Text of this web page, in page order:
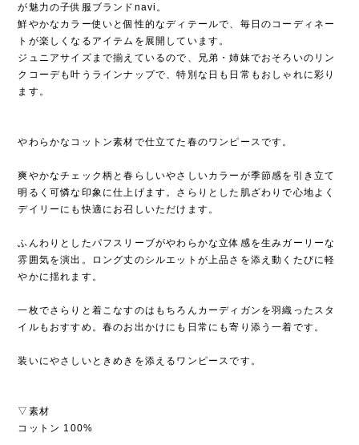
が魅力の子供服ブランドnavi。
鮮やかなカラー使いと個性的なディテールで、毎日のコーディネー
トが楽しくなるアイテムを展開しています。
ジュニアサイズまで揃えているので、兄弟・姉妹でおそろいのリン
クコーデも叶うラインナップで、特別な日も日常もおしゃれに彩り
ます。
やわらかなコットン素材で仕立てた春のワンピースです。
爽やかなチェック柄と春らしいやさしいカラーが季節感を引き立て
明るく可憐な印象に仕上げます。さらりとした肌ざわりで心地よく
デイリーにも快適にお召しいただけます。
ふんわりとしたパフスリーブがやわらかな立体感を生みガーリーな
雰囲気を演出。ロング丈のシルエットが上品さを添え動くたびに軽
やかに揺れます。
一枚でさらりと着こなすのはもちろんカーディガンを羽織ったスタ
イルもおすすめ。春のお出かけにも日常にも寄り添う一着です。
装いにやさしいときめきを添えるワンピースです。
▽素材
コットン 100%